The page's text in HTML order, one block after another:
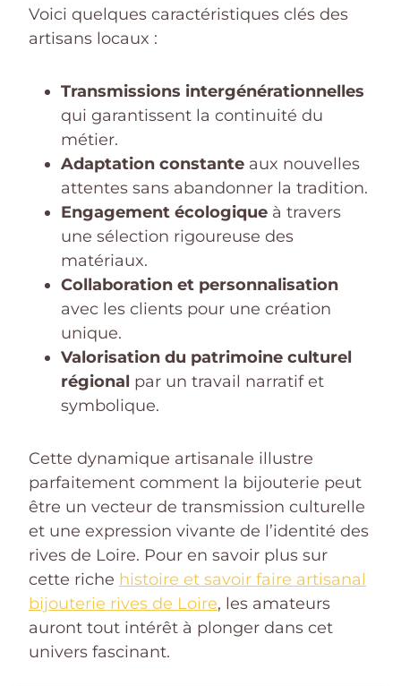
Voici quelques caractéristiques clés des
artisans locaux :
Transmissions intergénérationnelles
qui garantissent la continuité du
métier.
Adaptation constante aux nouvelles
attentes sans abandonner la tradition.
Engagement écologique à travers
une sélection rigoureuse des
matériaux.
Collaboration et personnalisation
avec les clients pour une création
unique.
Valorisation du patrimoine culturel
régional par un travail narratif et
symbolique.
Cette dynamique artisanale illustre
parfaitement comment la bijouterie peut
être un vecteur de transmission culturelle
et une expression vivante de l’identité des
rives de Loire. Pour en savoir plus sur
cette riche histoire et savoir faire artisanal
bijouterie rives de Loire, les amateurs
auront tout intérêt à plonger dans cet
univers fascinant.